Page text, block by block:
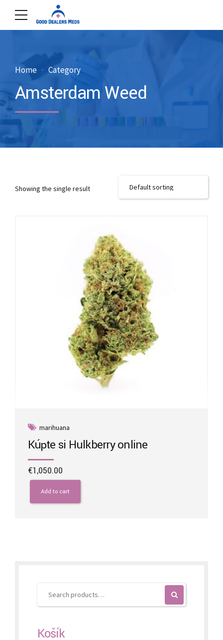
Home Category
Amsterdam Weed
Showing the single result
marihuana
Kúpte si Hulkberry online
€1,050.00
Add to cart
Košík